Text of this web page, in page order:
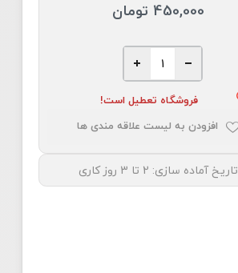
450,000 تومان
فروشگاه تعطیل است!
افزودن به لیست علاقه مندی ها
تاریخ آماده سازی: 2 تا 3 روز کاری